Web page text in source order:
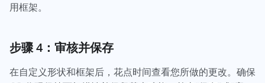
用框架。
步骤 4：审核并保存
在自定义形状和框架后，花点时间查看您所做的更改。确保